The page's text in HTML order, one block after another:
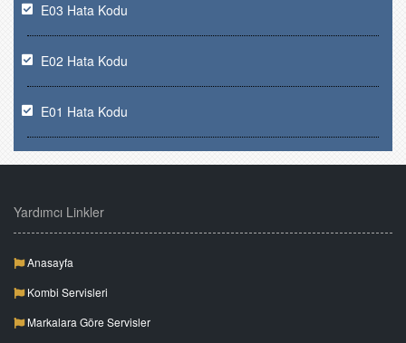
E03 Hata Kodu
E02 Hata Kodu
E01 Hata Kodu
Yardımcı Linkler
Anasayfa
Kombi Servisleri
Markalara Göre Servisler